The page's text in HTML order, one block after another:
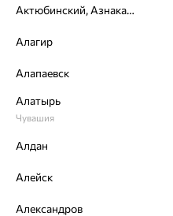
64%
бриллиант
Актюбинский, Азнакаевский район
Алагир
Алапаевск
Алатырь
Чувашия
Алдан
Алейск
Александров